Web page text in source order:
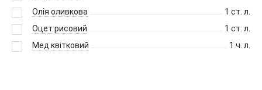
Олія оливкова
1 ст. л.
Оцет рисовий
1 ст. л.
Мед квітковий
1 ч. л.